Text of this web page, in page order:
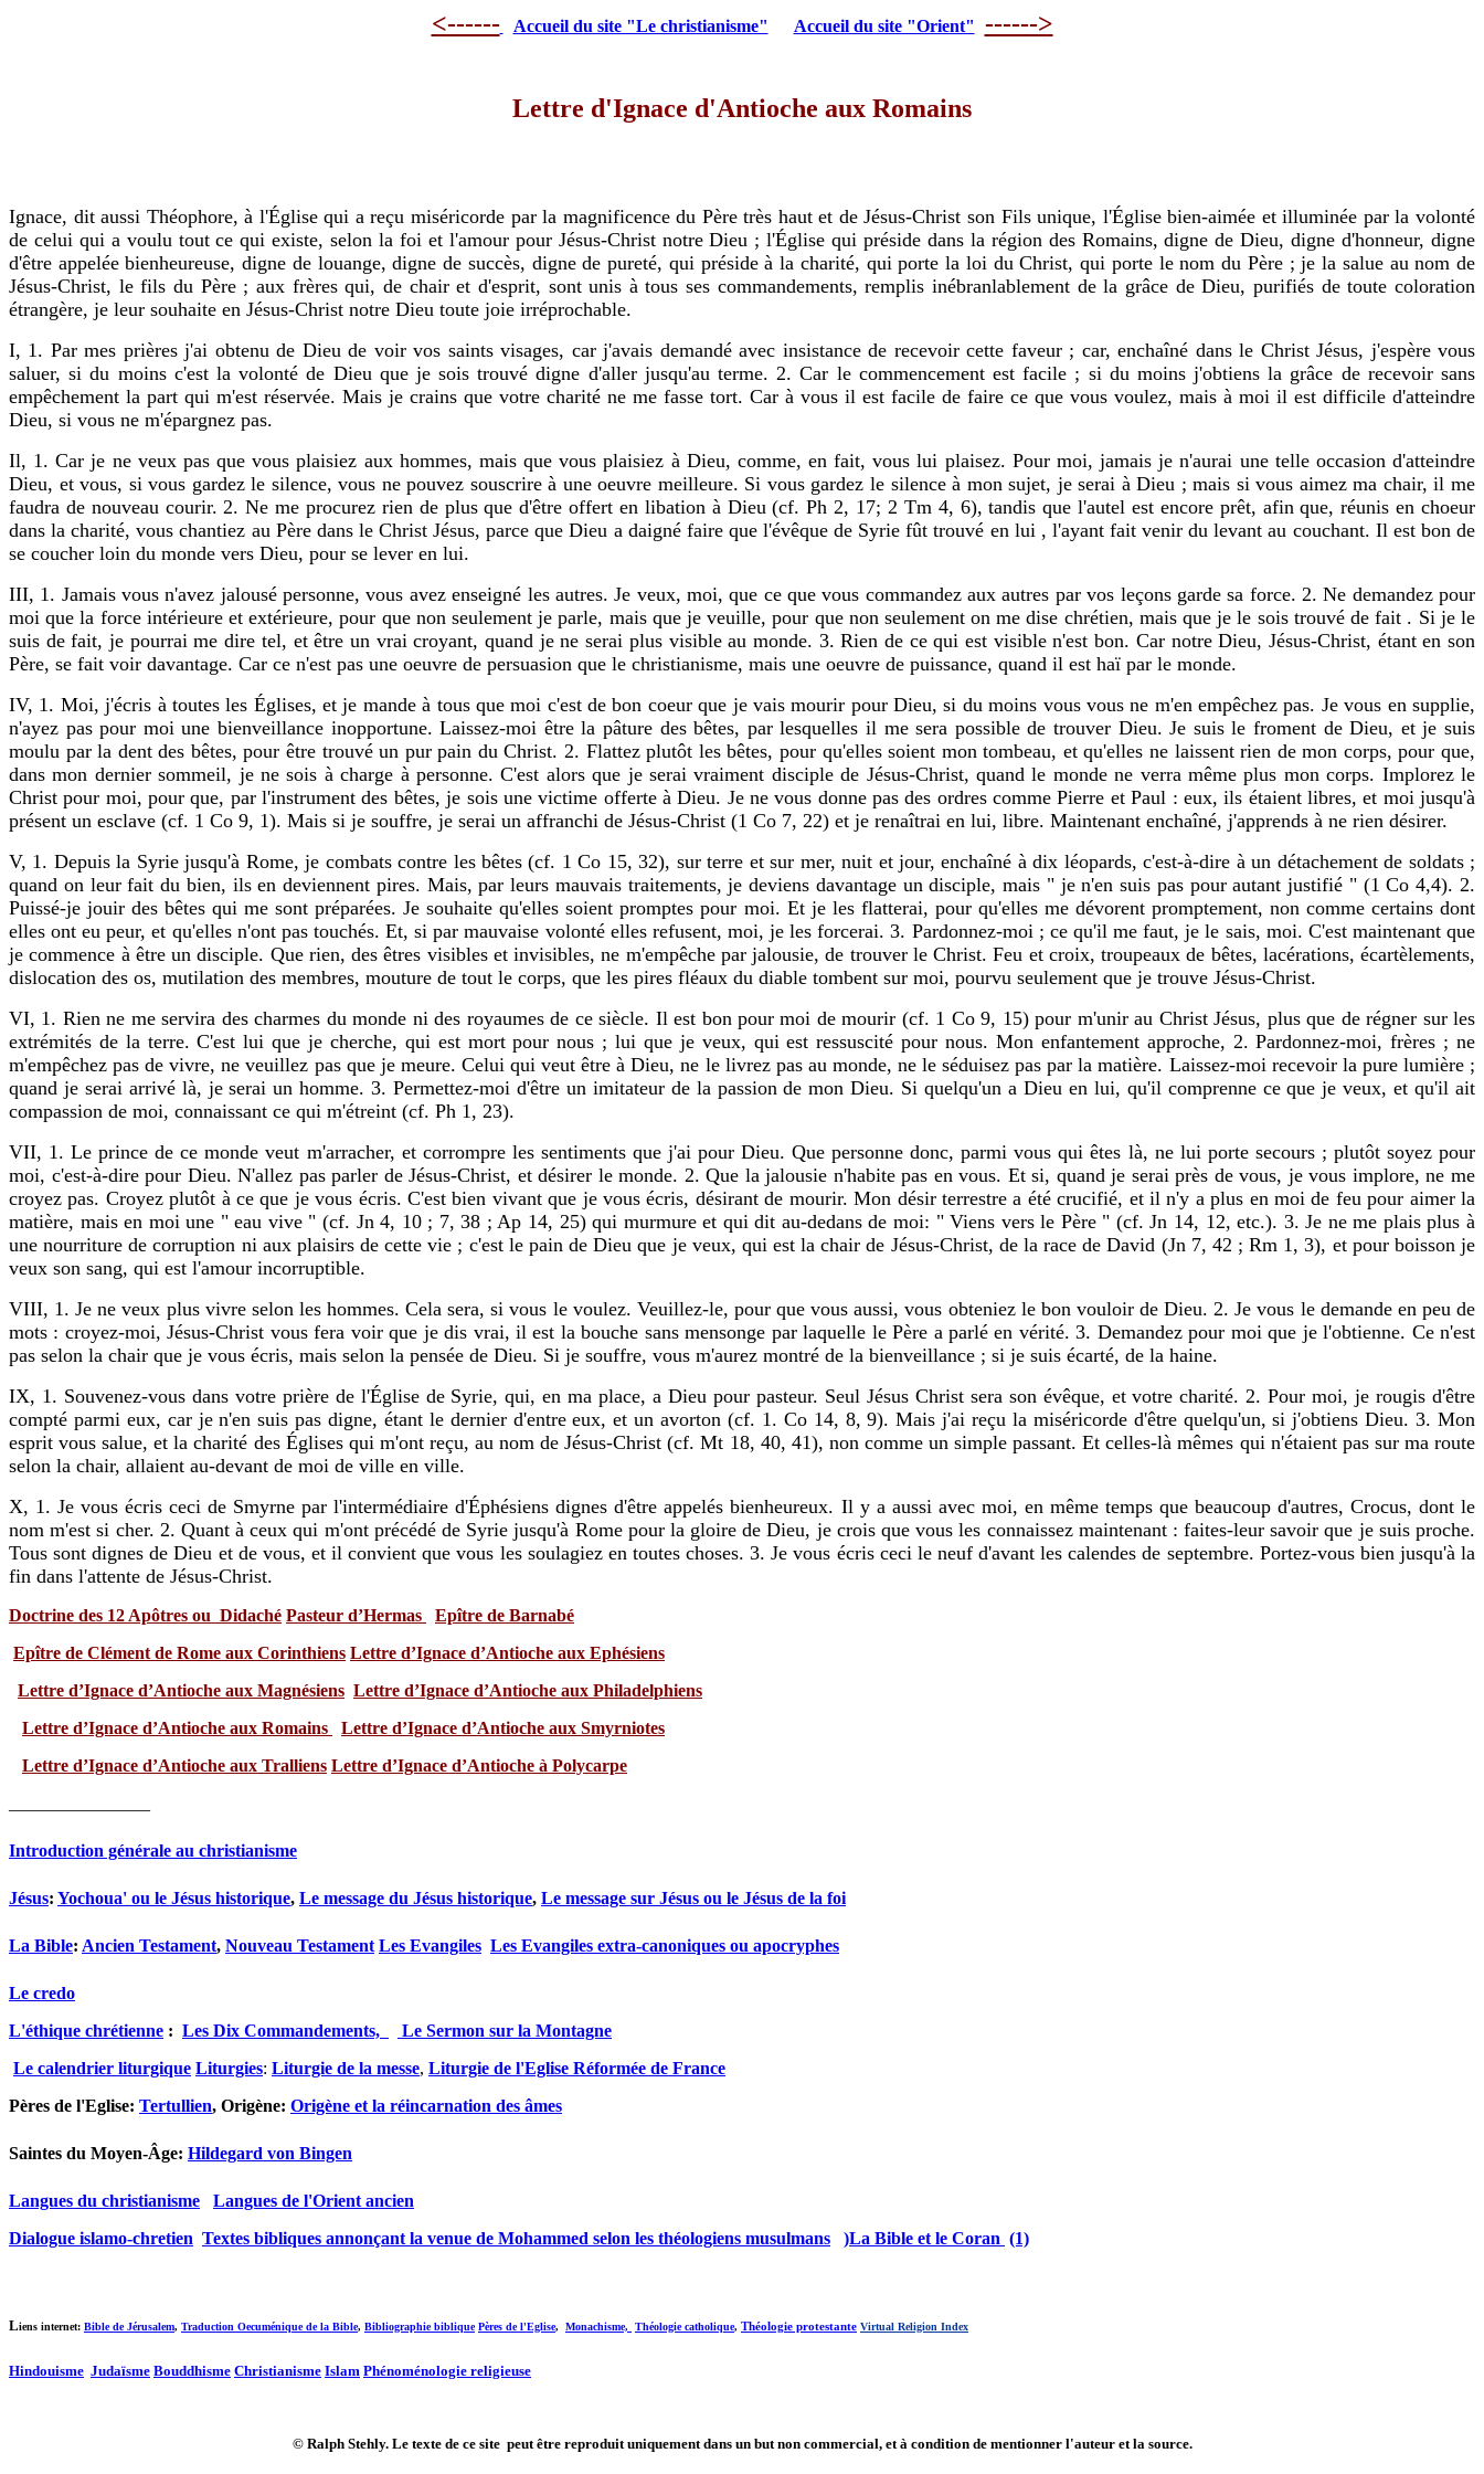
<------ Accueil du site "Le christianisme" Accueil du site "Orient" ------>
Lettre d'Ignace d'Antioche aux Romains
Ignace, dit aussi Théophore, à l'Église qui a reçu miséricorde par la magnificence du Père très haut et de Jésus-Christ son Fils unique, l'Église bien-aimée et illuminée par la volonté
de celui qui a voulu tout ce qui existe, selon la foi et l'amour pour Jésus-Christ notre Dieu ; l'Église qui préside dans la région des Romains, digne de Dieu, digne d'honneur, digne
d'être appelée bienheureuse, digne de louange, digne de succès, digne de pureté, qui préside à la charité, qui porte la loi du Christ, qui porte le nom du Père ; je la salue au nom de
Jésus-Christ, le fils du Père ; aux frères qui, de chair et d'esprit, sont unis à tous ses commandements, remplis inébranlablement de la grâce de Dieu, purifiés de toute coloration
étrangère, je leur souhaite en Jésus-Christ notre Dieu toute joie irréprochable.
I, 1. Par mes prières j'ai obtenu de Dieu de voir vos saints visages, car j'avais demandé avec insistance de recevoir cette faveur ; car, enchaîné dans le Christ Jésus, j'espère vous
saluer, si du moins c'est la volonté de Dieu que je sois trouvé digne d'aller jusqu'au terme. 2. Car le commencement est facile ; si du moins j'obtiens la grâce de recevoir sans
empêchement la part qui m'est réservée. Mais je crains que votre charité ne me fasse tort. Car à vous il est facile de faire ce que vous voulez, mais à moi il est difficile d'atteindre
Dieu, si vous ne m'épargnez pas.
Il, 1. Car je ne veux pas que vous plaisiez aux hommes, mais que vous plaisiez à Dieu, comme, en fait, vous lui plaisez. Pour moi, jamais je n'aurai une telle occasion d'atteindre
Dieu, et vous, si vous gardez le silence, vous ne pouvez souscrire à une oeuvre meilleure. Si vous gardez le silence à mon sujet, je serai à Dieu ; mais si vous aimez ma chair, il me
faudra de nouveau courir. 2. Ne me procurez rien de plus que d'être offert en libation à Dieu (cf. Ph 2, 17; 2 Tm 4, 6), tandis que l'autel est encore prêt, afin que, réunis en choeur
dans la charité, vous chantiez au Père dans le Christ Jésus, parce que Dieu a daigné faire que l'évêque de Syrie fût trouvé en lui , l'ayant fait venir du levant au couchant. Il est bon de
se coucher loin du monde vers Dieu, pour se lever en lui.
III, 1. Jamais vous n'avez jalousé personne, vous avez enseigné les autres. Je veux, moi, que ce que vous commandez aux autres par vos leçons garde sa force. 2. Ne demandez pour
moi que la force intérieure et extérieure, pour que non seulement je parle, mais que je veuille, pour que non seulement on me dise chrétien, mais que je le sois trouvé de fait . Si je le
suis de fait, je pourrai me dire tel, et être un vrai croyant, quand je ne serai plus visible au monde. 3. Rien de ce qui est visible n'est bon. Car notre Dieu, Jésus-Christ, étant en son
Père, se fait voir davantage. Car ce n'est pas une oeuvre de persuasion que le christianisme, mais une oeuvre de puissance, quand il est haï par le monde.
IV, 1. Moi, j'écris à toutes les Églises, et je mande à tous que moi c'est de bon coeur que je vais mourir pour Dieu, si du moins vous vous ne m'en empêchez pas. Je vous en supplie,
n'ayez pas pour moi une bienveillance inopportune. Laissez-moi être la pâture des bêtes, par lesquelles il me sera possible de trouver Dieu. Je suis le froment de Dieu, et je suis
moulu par la dent des bêtes, pour être trouvé un pur pain du Christ. 2. Flattez plutôt les bêtes, pour qu'elles soient mon tombeau, et qu'elles ne laissent rien de mon corps, pour que,
dans mon dernier sommeil, je ne sois à charge à personne. C'est alors que je serai vraiment disciple de Jésus-Christ, quand le monde ne verra même plus mon corps. Implorez le
Christ pour moi, pour que, par l'instrument des bêtes, je sois une victime offerte à Dieu. Je ne vous donne pas des ordres comme Pierre et Paul : eux, ils étaient libres, et moi jusqu'à
présent un esclave (cf. 1 Co 9, 1). Mais si je souffre, je serai un affranchi de Jésus-Christ (1 Co 7, 22) et je renaîtrai en lui, libre. Maintenant enchaîné, j'apprends à ne rien désirer.
V, 1. Depuis la Syrie jusqu'à Rome, je combats contre les bêtes (cf. 1 Co 15, 32), sur terre et sur mer, nuit et jour, enchaîné à dix léopards, c'est-à-dire à un détachement de soldats ;
quand on leur fait du bien, ils en deviennent pires. Mais, par leurs mauvais traitements, je deviens davantage un disciple, mais " je n'en suis pas pour autant justifié " (1 Co 4,4). 2.
Puissé-je jouir des bêtes qui me sont préparées. Je souhaite qu'elles soient promptes pour moi. Et je les flatterai, pour qu'elles me dévorent promptement, non comme certains dont
elles ont eu peur, et qu'elles n'ont pas touchés. Et, si par mauvaise volonté elles refusent, moi, je les forcerai. 3. Pardonnez-moi ; ce qu'il me faut, je le sais, moi. C'est maintenant que
je commence à être un disciple. Que rien, des êtres visibles et invisibles, ne m'empêche par jalousie, de trouver le Christ. Feu et croix, troupeaux de bêtes, lacérations, écartèlements,
dislocation des os, mutilation des membres, mouture de tout le corps, que les pires fléaux du diable tombent sur moi, pourvu seulement que je trouve Jésus-Christ.
VI, 1. Rien ne me servira des charmes du monde ni des royaumes de ce siècle. Il est bon pour moi de mourir (cf. 1 Co 9, 15) pour m'unir au Christ Jésus, plus que de régner sur les
extrémités de la terre. C'est lui que je cherche, qui est mort pour nous ; lui que je veux, qui est ressuscité pour nous. Mon enfantement approche, 2. Pardonnez-moi, frères ; ne
m'empêchez pas de vivre, ne veuillez pas que je meure. Celui qui veut être à Dieu, ne le livrez pas au monde, ne le séduisez pas par la matière. Laissez-moi recevoir la pure lumière ;
quand je serai arrivé là, je serai un homme. 3. Permettez-moi d'être un imitateur de la passion de mon Dieu. Si quelqu'un a Dieu en lui, qu'il comprenne ce que je veux, et qu'il ait
compassion de moi, connaissant ce qui m'étreint (cf. Ph 1, 23).
VII, 1. Le prince de ce monde veut m'arracher, et corrompre les sentiments que j'ai pour Dieu. Que personne donc, parmi vous qui êtes là, ne lui porte secours ; plutôt soyez pour
moi, c'est-à-dire pour Dieu. N'allez pas parler de Jésus-Christ, et désirer le monde. 2. Que la jalousie n'habite pas en vous. Et si, quand je serai près de vous, je vous implore, ne me
croyez pas. Croyez plutôt à ce que je vous écris. C'est bien vivant que je vous écris, désirant de mourir. Mon désir terrestre a été crucifié, et il n'y a plus en moi de feu pour aimer la
matière, mais en moi une " eau vive " (cf. Jn 4, 10 ; 7, 38 ; Ap 14, 25) qui murmure et qui dit au-dedans de moi: " Viens vers le Père " (cf. Jn 14, 12, etc.). 3. Je ne me plais plus à
une nourriture de corruption ni aux plaisirs de cette vie ; c'est le pain de Dieu que je veux, qui est la chair de Jésus-Christ, de la race de David (Jn 7, 42 ; Rm 1, 3), et pour boisson je
veux son sang, qui est l'amour incorruptible.
VIII, 1. Je ne veux plus vivre selon les hommes. Cela sera, si vous le voulez. Veuillez-le, pour que vous aussi, vous obteniez le bon vouloir de Dieu. 2. Je vous le demande en peu de
mots : croyez-moi, Jésus-Christ vous fera voir que je dis vrai, il est la bouche sans mensonge par laquelle le Père a parlé en vérité. 3. Demandez pour moi que je l'obtienne. Ce n'est
pas selon la chair que je vous écris, mais selon la pensée de Dieu. Si je souffre, vous m'aurez montré de la bienveillance ; si je suis écarté, de la haine.
IX, 1. Souvenez-vous dans votre prière de l'Église de Syrie, qui, en ma place, a Dieu pour pasteur. Seul Jésus Christ sera son évêque, et votre charité. 2. Pour moi, je rougis d'être
compté parmi eux, car je n'en suis pas digne, étant le dernier d'entre eux, et un avorton (cf. 1. Co 14, 8, 9). Mais j'ai reçu la miséricorde d'être quelqu'un, si j'obtiens Dieu. 3. Mon
esprit vous salue, et la charité des Églises qui m'ont reçu, au nom de Jésus-Christ (cf. Mt 18, 40, 41), non comme un simple passant. Et celles-là mêmes qui n'étaient pas sur ma route
selon la chair, allaient au-devant de moi de ville en ville.
X, 1. Je vous écris ceci de Smyrne par l'intermédiaire d'Éphésiens dignes d'être appelés bienheureux. Il y a aussi avec moi, en même temps que beaucoup d'autres, Crocus, dont le
nom m'est si cher. 2. Quant à ceux qui m'ont précédé de Syrie jusqu'à Rome pour la gloire de Dieu, je crois que vous les connaissez maintenant : faites-leur savoir que je suis proche.
Tous sont dignes de Dieu et de vous, et il convient que vous les soulagiez en toutes choses. 3. Je vous écris ceci le neuf d'avant les calendes de septembre. Portez-vous bien jusqu'à la
fin dans l'attente de Jésus-Christ.
Doctrine des 12 Apôtres ou Didaché Pasteur d’Hermas
Epître de Barnabé
Epître de Clément de Rome aux Corinthiens Lettre d’Ignace d’Antioche aux Ephésiens
Lettre d’Ignace d’Antioche aux Magnésiens Lettre d’Ignace d’Antioche aux Philadelphiens
Lettre d’Ignace d’Antioche aux Romains
Lettre d’Ignace d’Antioche aux Smyrniotes
Lettre d’Ignace d’Antioche aux Tralliens Lettre d’Ignace d’Antioche à Polycarpe
Introduction générale au christianisme
Jésus: Yochoua' ou le Jésus historique, Le message du Jésus historique, Le message sur Jésus ou le Jésus de la foi
La Bible: Ancien Testament, Nouveau Testament Les Evangiles Les Evangiles extra-canoniques ou apocryphes
Le credo
L'éthique chrétienne : Les Dix Commandements,
Le Sermon sur la Montagne
Le calendrier liturgique Liturgies: Liturgie de la messe, Liturgie de l'Eglise Réformée de France
Pères de l'Eglise: Tertullien, Origène: Origène et la réincarnation des âmes
Saintes du Moyen-Âge: Hildegard von Bingen
Langues du christianisme
Langues de l'Orient ancien
Dialogue islamo-chretien Textes bibliques annonçant la venue de Mohammed selon les théologiens musulmans )La Bible et le Coran (1)
Liens internet: Bible de Jérusalem, Traduction Oecuménique de la Bible, Bibliographie biblique Pères de l'Eglise, Monachisme, Théologie catholique, Théologie protestante Virtual Religion Index
Hindouisme Judaïsme Bouddhisme Christianisme Islam Phénoménologie religieuse
©Ralph Stehly. Le texte de ce site peut être reproduit uniquement dans un but non commercial, et à condition de mentionner l'auteur et la source.